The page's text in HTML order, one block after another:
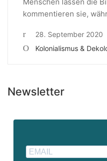
kommentieren sie,
28. September 2020
Kolonialismus &
Newsletter